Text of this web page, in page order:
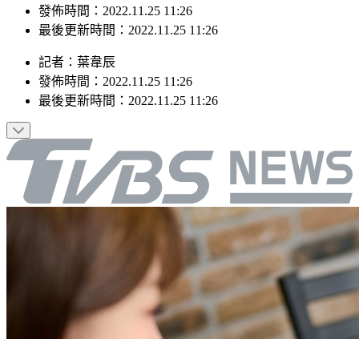
發佈時間：2022.11.25 11:26
最後更新時間：2022.11.25 11:26
記者 ： 葉韋辰
發佈時間： 2022.11.25 11:26
最後更新時間： 2022.11.25 11:26